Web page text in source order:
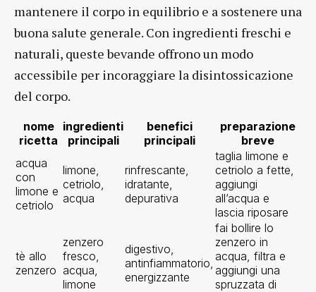
mantenere il corpo in equilibrio e a sostenere una
buona salute generale. Con ingredienti freschi e
naturali, queste bevande offrono un modo
accessibile per incoraggiare la disintossicazione
del corpo.
nome
ricetta
ingredienti
principali
benefici
principali
preparazione
breve
acqua
con
limone e
cetriolo
limone,
cetriolo,
acqua
rinfrescante,
idratante,
depurativa
taglia limone e
cetriolo a fette,
aggiungi
all’acqua e
lascia riposare
tè allo
zenzero
zenzero
fresco,
acqua,
limone
digestivo,
antinfiammatorio,
energizzante
fai bollire lo
zenzero in
acqua, filtra e
aggiungi una
spruzzata di